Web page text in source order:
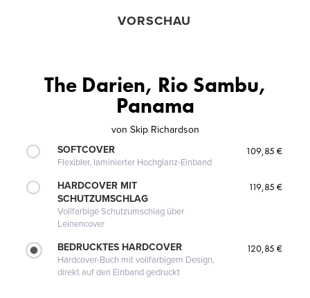
VORSCHAU
The Darien, Rio Sambu,
Panama
von Skip Richardson
SOFTCOVER
Flexibler, laminierter Hochglanz-Einband
109,85 €
HARDCOVER MIT
SCHUTZUMSCHLAG
Vollfarbige Schutzumschlag über
Leinencover
119,85 €
BEDRUCKTES HARDCOVER
Hardcover-Buch mit vollfarbigem Design,
direkt auf den Einband gedruckt
120,85 €